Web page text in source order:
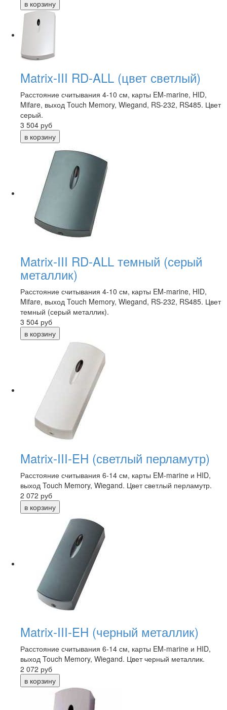
Matrix-III RD-ALL (цвет светлый)
Расстояние считывания 4-10 см, карты EM-marine, HID,
Mifare, выход Touch Memory, Wiegand, RS-232, RS485. Цвет
серый.
3 504 руб
Matrix-III RD-ALL темный (серый
металлик)
Расстояние считывания 4-10 см, карты EM-marine, HID,
Mifare, выход Touch Memory, Wiegand, RS-232, RS485. Цвет
темный (серый металлик).
3 504 руб
Matrix-III-EH (светлый перламутр)
Расстояние считывания 6-14 см, карты EM-marine и HID,
выход Touch Memory, Wiegand. Цвет светлый перламутр.
2 072 руб
Matrix-III-EH (черный металлик)
Расстояние считывания 6-14 см, карты EM-marine и HID,
выход Touch Memory, Wiegand. Цвет черный металлик.
2 072 руб